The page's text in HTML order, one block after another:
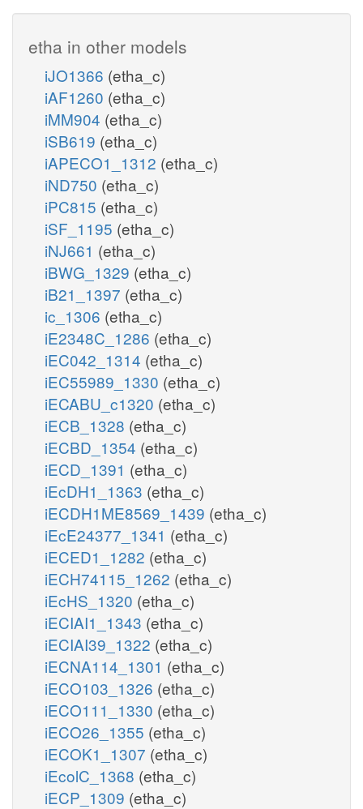
etha in other models
iJO1366 (etha_c)
iAF1260 (etha_c)
iMM904 (etha_c)
iSB619 (etha_c)
iAPECO1_1312 (etha_c)
iND750 (etha_c)
iPC815 (etha_c)
iSF_1195 (etha_c)
iNJ661 (etha_c)
iBWG_1329 (etha_c)
iB21_1397 (etha_c)
ic_1306 (etha_c)
iE2348C_1286 (etha_c)
iEC042_1314 (etha_c)
iEC55989_1330 (etha_c)
iECABU_c1320 (etha_c)
iECB_1328 (etha_c)
iECBD_1354 (etha_c)
iECD_1391 (etha_c)
iEcDH1_1363 (etha_c)
iECDH1ME8569_1439 (etha_c)
iEcE24377_1341 (etha_c)
iECED1_1282 (etha_c)
iECH74115_1262 (etha_c)
iEcHS_1320 (etha_c)
iECIAI1_1343 (etha_c)
iECIAI39_1322 (etha_c)
iECNA114_1301 (etha_c)
iECO103_1326 (etha_c)
iECO111_1330 (etha_c)
iECO26_1355 (etha_c)
iECOK1_1307 (etha_c)
iEcolC_1368 (etha_c)
iECP_1309 (etha_c)